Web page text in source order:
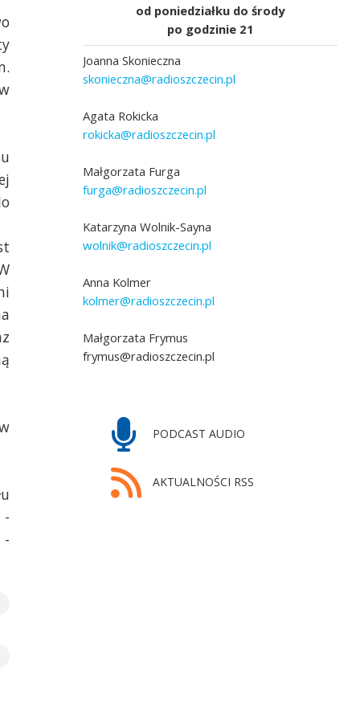
Szczecin] Fot. Marcin Kokolus [Radio Szczecin]
-
od poniedziałku do środy
po godzinie 21
Joanna Skonieczna
skonieczna@radioszczecin.pl
Agata Rokicka
rokicka@radioszczecin.pl
Małgorzata Furga
furga@radioszczecin.pl
Katarzyna Wolnik-Sayna
wolnik@radioszczecin.pl
Anna Kolmer
kolmer@radioszczecin.pl
Małgorzata Frymus
frymus@radioszczecin.pl
PODCAST AUDIO
AKTUALNOŚCI RSS